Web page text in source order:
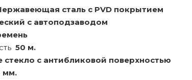
сталь с PVD покрытием
с автоподзаводом
50 м.
с антибликовой поверхностью
мм.